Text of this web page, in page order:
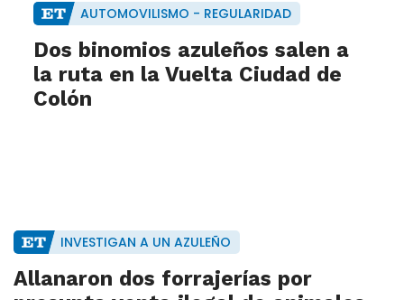
AUTOMOVILISMO - REGULARIDAD
Dos binomios azuleños salen a
la ruta en la Vuelta Ciudad de
Colón
INVESTIGAN A UN AZULEÑO
Allanaron dos forrajerías por